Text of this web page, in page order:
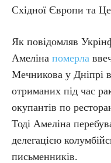
Східної Європи та
Як повідомляв
Амеліна померла
Мечникова у Дніпрі
отриманих під час
окупантів по
Тоді Амеліна
делегацією
письменників.